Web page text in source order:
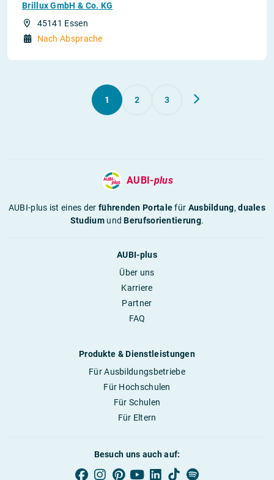
Brillux GmbH & Co. KG
45141 Essen
Nach Absprache
1 2 3
AUBI-plus
AUBI-plus ist eines derführenden Portalefür Ausbildung,duales
StudiumundBerufsorientierung.
AUBI-plus
Über uns
Karriere
Partner
FAQ
Produkte & Dienstleistungen
Für Ausbildungsbetriebe
Für Hochschulen
Für Schulen
Für Eltern
Besuch uns auch auf: